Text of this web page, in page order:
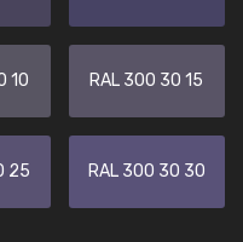
10 RAL 300 30 15
25 RAL 300 30 30